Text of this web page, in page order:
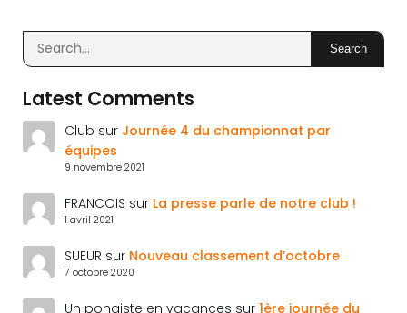
Search
Latest Comments
Club sur Journée 4 du championnat par
équipes
9 novembre 2021
FRANCOIS sur La presse parle de notre club !
1 avril 2021
SUEUR sur Nouveau classement d’octobre
7 octobre 2020
Un pongiste en vacances sur 1ère journée du